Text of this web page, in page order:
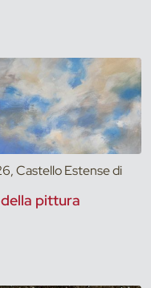
Castello Estense di
pittura